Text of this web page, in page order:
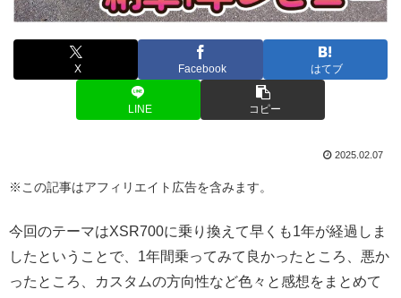
X Facebook はてブ
LINE コピー
2025.02.07
※この記事はアフィリエイト広告を含みます。
今回のテーマはXSR700に乗り換えて早くも1年が経過しま
したということで、1年間乗ってみて良かったところ、悪か
ったところ、カスタムの方向性など色々と感想をまとめて